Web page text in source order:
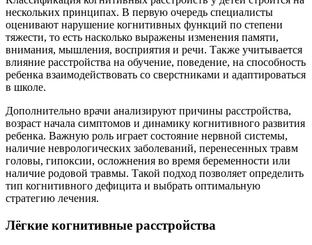
нескольких принципах. В первую очередь специалисты
оценивают нарушение когнитивных функций по степени
тяжести, то есть насколько выражены изменения памяти,
внимания, мышления, восприятия и речи. Также учитывается
влияние расстройства на обучение, поведение, на способность
ребенка взаимодействовать со сверстниками и адаптироваться
в школе.
Дополнительно врачи анализируют причины расстройства,
возраст начала симптомов и динамику когнитивного развития
ребенка. Важную роль играет состояние нервной системы,
наличие неврологических заболеваний, перенесенных травм
головы, гипоксии, осложнения во время беременности или
наличие родовой травмы. Такой подход позволяет определить
тип когнитивного дефицита и выбрать оптимальную
стратегию лечения.
Лёгкие когнитивные расстройства